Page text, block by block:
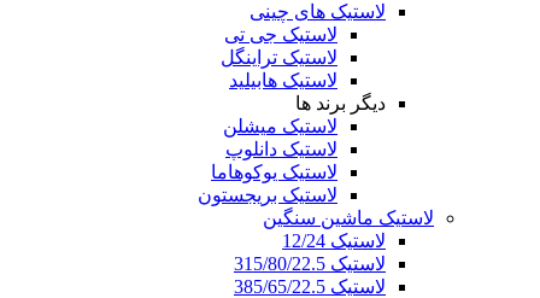
لاستیک های چینی
لاستیک جی تی
لاستیک تراینگل
لاستیک هابیلید
دیگر برند ها
لاستیک میشلن
لاستیک دانلوپ
لاستیک یوکوهاما
لاستیک بریجستون
لاستیک ماشین سنگین
لاستیک 12/24
لاستیک 315/80/22.5
لاستیک 385/65/22.5